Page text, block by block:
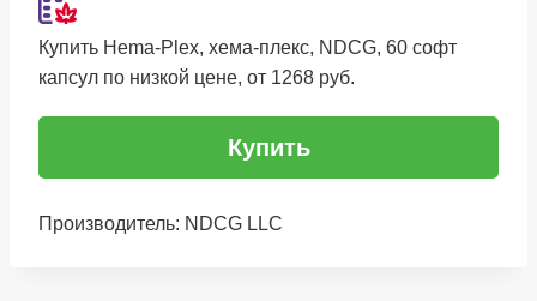
Купить Hema-Plex, хема-плекс, NDCG, 60 софт
капсул по низкой цене, от 1268 руб.
Купить
Производитель: NDCG LLC